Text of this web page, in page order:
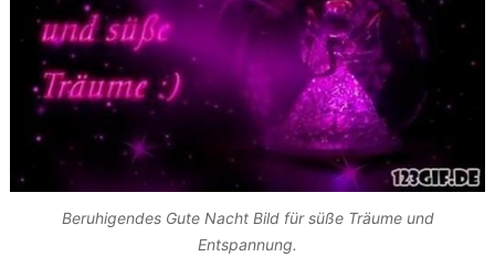
Beruhigendes Gute Nacht Bild für süße Träume und
Entspannung.